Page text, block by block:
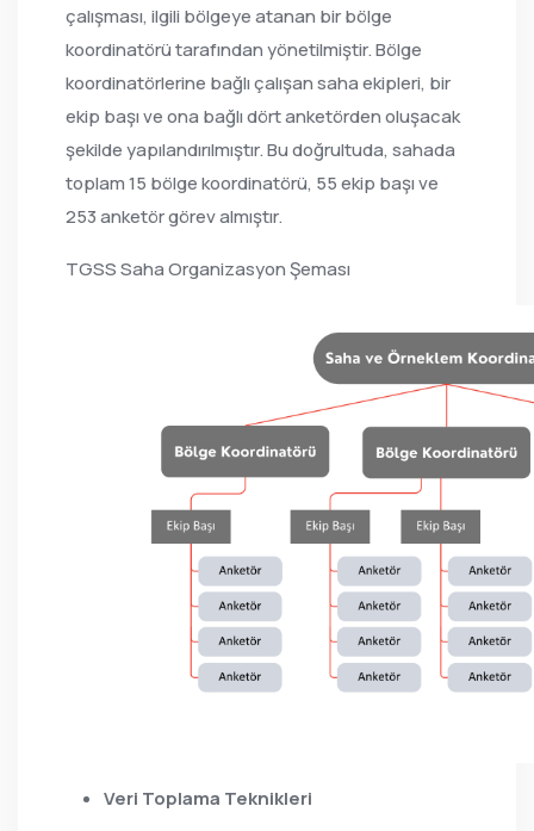
çalışması, ilgili bölgeye atanan bir bölge
koordinatörü tarafından yönetilmiştir. Bölge
koordinatörlerine bağlı çalışan saha ekipleri, bir
ekip başı ve ona bağlı dört anketörden oluşacak
şekilde yapılandırılmıştır. Bu doğrultuda, sahada
toplam 15 bölge koordinatörü, 55 ekip başı ve
253 anketör görev almıştır.
TGSS Saha Organizasyon Şeması
Veri Toplama Teknikleri